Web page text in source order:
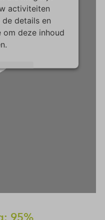
activiteiten
details en
om deze inhoud
95%